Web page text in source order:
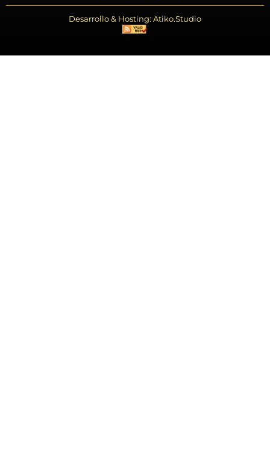
Desarrollo & Hosting: Atiko.Studio